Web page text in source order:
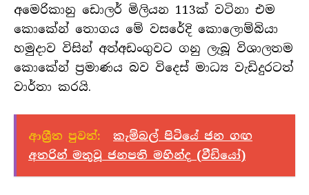
අමෙ­රි­කානු ඩොලර් මිලි­යන 113ක් වටිනා එම
කොකේන් තොගය මේ වස­රේදි කොලො­ම්බියා
හමු­දාව විසින් අත්අඩංගු­වට ගනු ලැබූ විශා­ල­තම
කොකේන් ප්‍රමා­ණය බව විදෙස් මාධ්‍ය වැඩි­දු­ර­ටත්
වාර්තා කරයි.
ආශ්‍රීත පුවත්:
කැම්බල් පිටියේ ජන ගඟ
අතරින් මතුවූ ජනපති මහින්ද (වීඩියෝ)